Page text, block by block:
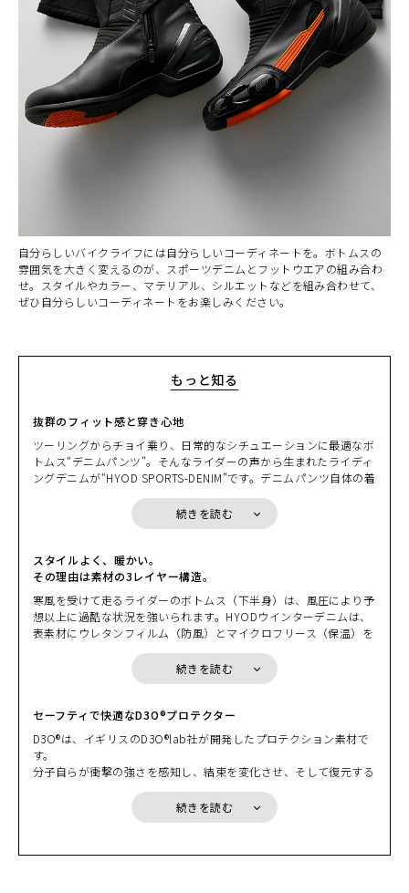
自分らしいバイクライフには自分らしいコーディネートを。ボトムスの
雰囲気を大きく変えるのが、スポーツデニムとフットウエアの組み合わ
せ。スタイルやカラー、マテリアル、シルエットなどを組み合わせて、
ぜひ自分らしいコーディネートをお楽しみください。
もっと知る
抜群のフィット感と穿き心地
ツーリングからチョイ乗り、日常的なシチュエーションに最適なボ
トムス“デニムパンツ”。そんなライダーの声から生まれたライディ
ングデニムが“HYOD SPORTS-DENIM”です。デニムパンツ自体の着
ーンメイキング。とにかく穿きやすいと言われるのはその工夫から
生まれています。バイクに跨った際の“腰まわりのフィット
やすさ”を可能にするサイズ感と一般のデニムでは考えられないほ
どの長いレングス（股下の長さ）は、実際に走ってみてはじめて納
得できる穿き心地を実現しています。
続きを読む
スタイルよく、暖かい。
その理由は素材の3レイヤー構造。
寒風を受けて走るライダーのボトムス（下半身）は、風圧により予
想以上に過酷な状況を強いられます。HYODウインターデニムは、
表素材にウレタンフィルム（防風）とマイクロフリース（保温）を
センサー（蓄熱・保温）を装着して、防風性と保温性を向上させて
います。スタイリッシュなシルエットを保ちながら抜群の保温性を
いるのは、スタイルの良さだけに留まらないその暖かさが理由とな
っているのです。
続きを読む
セーフティで快適なD3O®プロテクター
D3O®は、イギリスのD3O®lab社が開発したプロテクション素材で
す。
分子自らが衝撃の強さを感知し、結束を変化させ、そして復元する
ています。何も衝撃が加わっていないときには分子は自由に動き、
柔軟な状態を保っていますが、いったん強い衝撃を受けると瞬時に
り、衝撃を吸収し分散します。そして衝撃がなくなってしまうと分
続きを読む
BEIGE
33
¥25,850 (税込)
カートに入れる
BLACK
30
(税込)
カートに入れる
30
¥25,850(税込)
BLACK/BLACK
31
カートに入れる
BLACK/BLACK
¥25,850(税込)
KHAKI
¥25,850(税込)
¥25,850(税込)
カートに入れる
¥25,850(税込)